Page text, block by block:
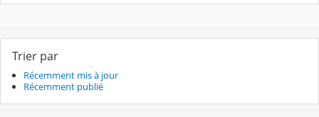
Trier par
Récemment mis à jour
Récemment publié